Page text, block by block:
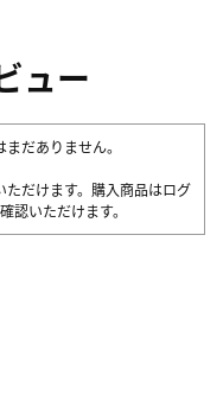
ュー
だありません。
だけます。購入商品はログ
認いただけます。